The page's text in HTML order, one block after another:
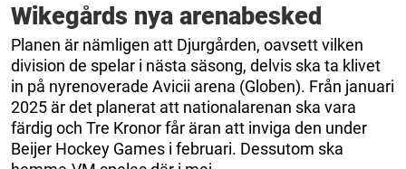
Wikegårds nya arenabesked
Planen är nämligen att Djurgården, oavsett vilken
division de spelar i nästa säsong, delvis ska ta klivet
in på nyrenoverade Avicii arena (Globen). Från januari
2025 är det planerat att nationalarenan ska vara
färdig och Tre Kronor får äran att inviga den under
Beijer Hockey Games i februari. Dessutom ska